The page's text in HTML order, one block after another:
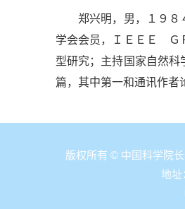
郑兴明，男，１９８４
学会会员，ＩＥＥＥ Ｇ
型研究；主持国家自然
篇，其中第一和通讯作者
版权所有 © 中国科学院
地址